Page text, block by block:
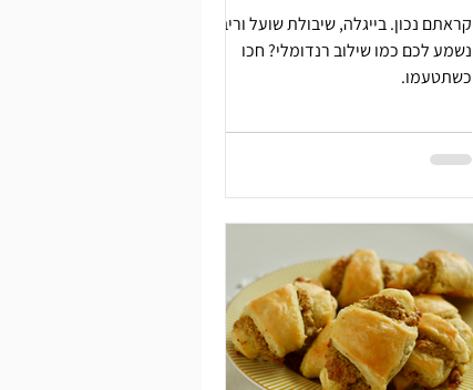
קראתם נכון. בייגלה, שיבולת שועל וריבה.
נשמע לכם כמו שילוב רנדומלי? חכו
כשתטעמו.